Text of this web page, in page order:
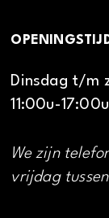
Dinsdag t/m
11:00u-17:00u
We zijn
vrijdag